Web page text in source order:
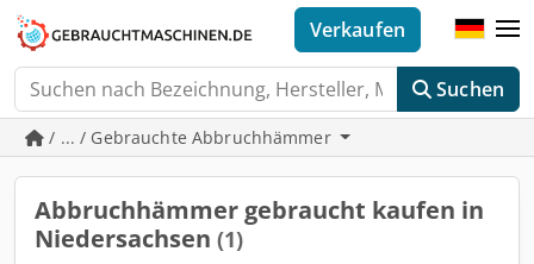
Suchen
Verkaufen
/ ... / Gebrauchte Abbruchhämmer
Abbruchhämmer gebraucht kaufen in
Niedersachsen (1)